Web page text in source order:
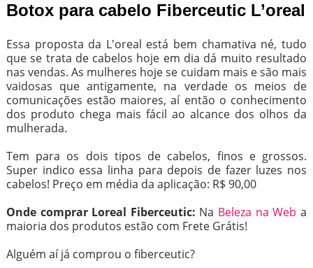
Botox para cabelo Fiberceutic L’oreal
Essa proposta da L'oreal está bem chamativa né, tudo
que se trata de cabelos hoje em dia dá muito resultado
nas vendas. As mulheres hoje se cuidam mais e são mais
vaidosas que antigamente, na verdade os meios de
comunicações estão maiores, aí então o conhecimento
dos produto chega mais fácil ao alcance dos olhos da
mulherada.
Tem para os dois tipos de cabelos, finos e grossos.
Super indico essa linha para depois de fazer luzes nos
cabelos! Preço em média da aplicação: R$ 90,00
Onde comprar Loreal Fiberceutic: Na Beleza na Web a
maioria dos produtos estão com Frete Grátis!
Alguém aí já comprou o fiberceutic?